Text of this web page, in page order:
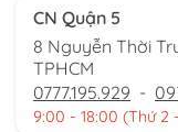
CN Quận 5
8 Nguyễn Thời
TPHCM
0777.195.929 -
9:00 - 18:00 (Thứ 2